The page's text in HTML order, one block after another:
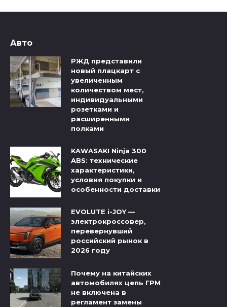
Авто
РЖД представили
новый плацкарт с
увеличенным
количеством мест,
индивидуальными
розетками и
расширенными
полками
KAWASAKI Ninja 300
ABS: технические
характеристики,
условия покупки и
особенности доставки
EVOLUTE i-JOY —
электрокроссовер,
перевернувший
российский рынок в
2026 году
Почему на китайских
автомобилях цепь ГРМ
не включена в
регламент замены